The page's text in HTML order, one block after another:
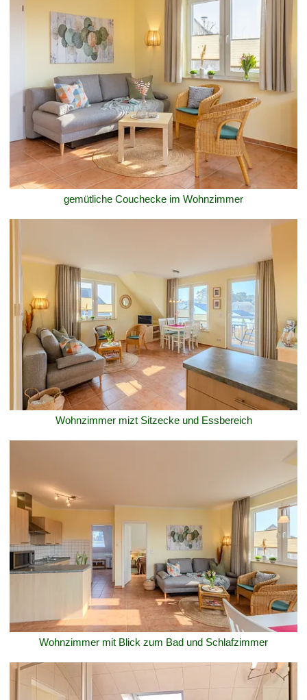
gemütliche Couchecke im Wohnzimmer
Wohnzimmer mizt Sitzecke und Essbereich
Wohnzimmer mit Blick zum Bad und Schlafzimmer